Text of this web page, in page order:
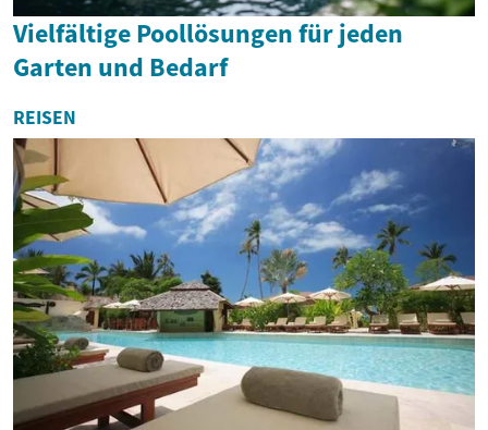
Vielfältige Poollösungen für jeden
Garten und Bedarf
REISEN